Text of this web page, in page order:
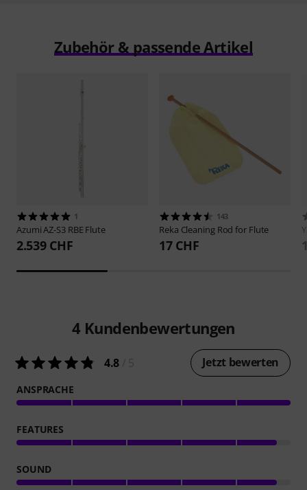
Zubehör & passende Artikel
1
AzumiAZ-S3 RBE Flute
2.539 CHF
143
Reka Cleaning Rod for Flute
17 CHF
4 Kundenbewertungen
4.8 Jetzt bewerten
ANSPRACHE
FEATURES
SOUND